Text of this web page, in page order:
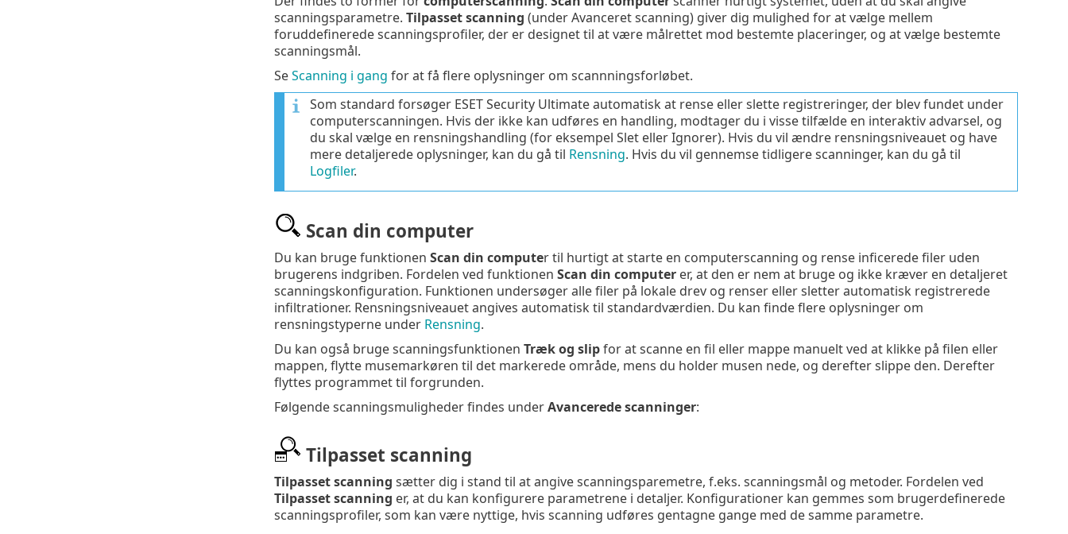
scanningsparametre. Tilpasset scanning (under Avanceret scanning) giver dig mulighed for at vælge mellem
foruddefinerede scanningsprofiler, der er designet til at være målrettet mod bestemte placeringer, og at vælge bestemte
scanningsmål.
SeScanning i gang for at få flere oplysninger om scannningsforløbet.
Som standard forsøger ESET Security Ultimate automatisk at rense eller slette registreringer, der blev fundet under
computerscanningen. Hvis der ikke kan udføres en handling, modtager du i visse tilfælde en interaktiv advarsel, og
du skal vælge en rensningshandling (for eksempel Slet eller Ignorer). Hvis du vil ændre rensningsniveauet og have
mere detaljerede oplysninger, kan du gå til Rensning. Hvis du vil gennemse tidligere scanninger, kan du gå til
Logfiler.
Scan din computer
Du kan bruge funktionen Scan din computer til hurtigt at starte en computerscanning og rense inficerede filer uden
brugerens indgriben. Fordelen ved funktionen Scan din computerer, at den er nem at bruge og ikke kræver en detaljeret
scanningskonfiguration. Funktionen undersøger alle filer på lokale drev og renser eller sletter automatisk registrerede
infiltrationer. Rensningsniveauet angives automatisk til standardværdien. Du kan finde flere oplysninger om
rensningstyperne under Rensning.
Du kan også bruge scanningsfunktionen Træk og slipfor at scanne en fil eller mappe manuelt ved at klikke på filen eller
mappen, flytte musemarkøren til det markerede område, mens du holder musen nede, og derefter slippe den. Derefter
flyttes programmet til forgrunden.
Følgende scanningsmuligheder findes underAvancerede scanninger:
Tilpasset scanning
Tilpasset scanning sætter dig i stand til at angive scanningsparemetre, f.eks. scanningsmål og metoder. Fordelen ved
Tilpasset scanning er, at du kan konfigurere parametrene i detaljer. Konfigurationer kan gemmes som brugerdefinerede
scanningsprofiler, som kan være nyttige, hvis scanning udføres gentagne gange med de samme parametre.